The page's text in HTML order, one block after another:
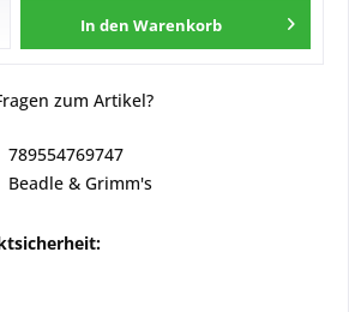
In den Warenkorb
zum Artikel?
789554769747
Beadle & Grimm's